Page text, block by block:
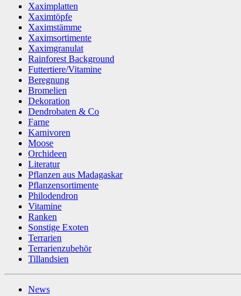
Xaximplatten
Xaximtöpfe
Xaximstämme
Xaximsortimente
Xaximgranulat
Rainforest Background
Futtertiere/Vitamine
Beregnung
Bromelien
Dekoration
Dendrobaten & Co
Farne
Karnivoren
Moose
Orchideen
Literatur
Pflanzen aus Madagaskar
Pflanzensortimente
Philodendron
Vitamine
Ranken
Sonstige Exoten
Terrarien
Terrarienzubehör
Tillandsien
News